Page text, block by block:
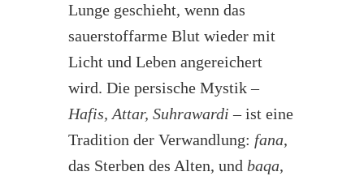
Lunge geschieht, wenn das
sauerstoffarme Blut wieder mit
Licht und Leben angereichert
wird. Die persische Mystik –
Hafis, Attar, Suhrawardi – ist eine
Tradition der Verwandlung: fana,
das Sterben des Alten, und baqa,